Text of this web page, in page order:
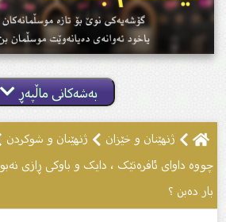
بەشەکانی ماڵپەڕ
ژنهێنان و خێزان ژنهێنان و شوکردن
چووە داوای ئافرەتێک ، دایک و باوکی ڕازی نەبوو
بار دەبن ؟